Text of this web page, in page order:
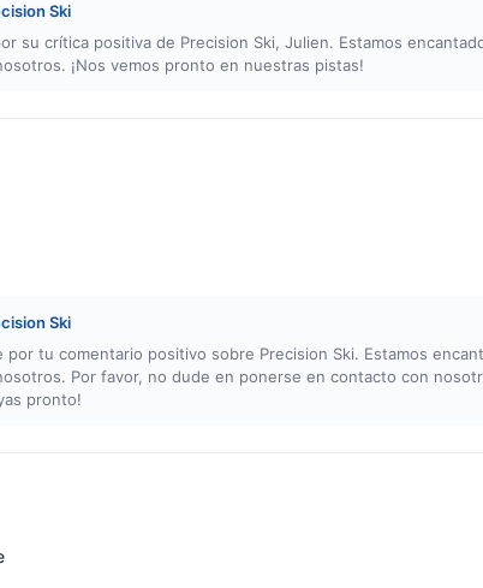
Ski
su crítica positiva de Precision Ski, Julien. Estamos
¡Nos vemos pronto en nuestras pistas!
Ski
por tu comentario positivo sobre Precision Ski. Estamos
Por favor, no dude en ponerse en contacto con
pronto!